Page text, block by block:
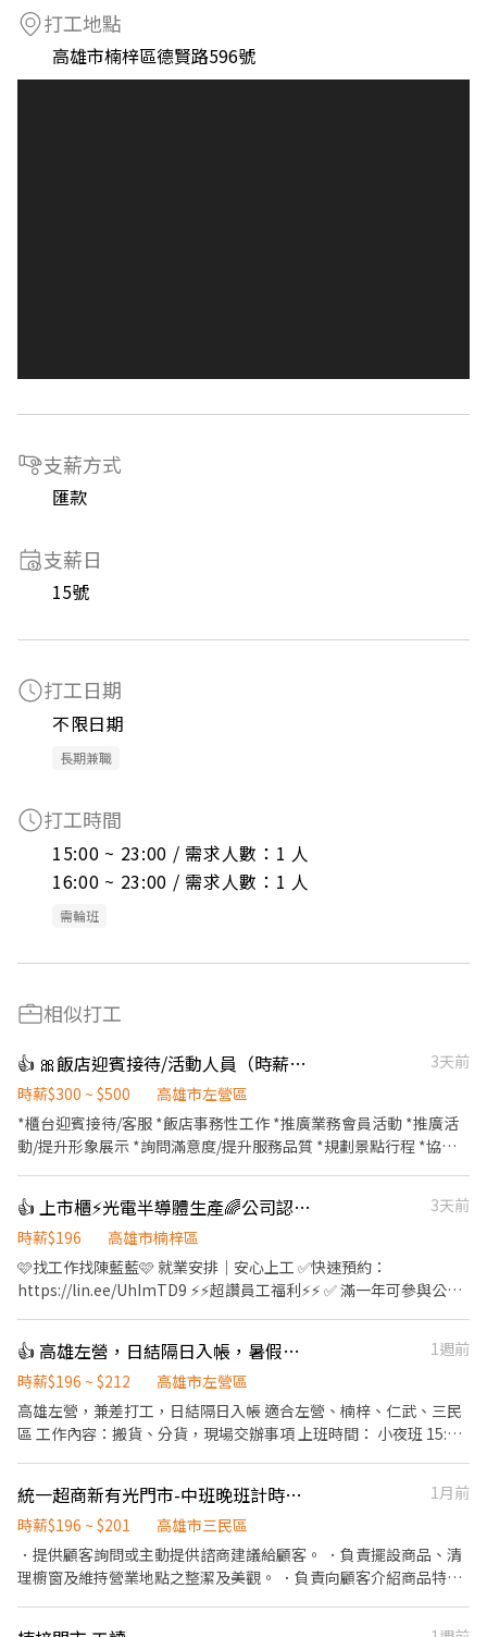
打工地點
高雄市楠梓區德賢路596號
支薪方式
匯款
支薪日
15號
打工日期
不限日期
長期兼職
打工時間
15:00 ~ 23:00 / 需求人數：1 人
16:00 ~ 23:00 / 需求人數：1 人
需輪班
相似打工
👍 🎀飯店迎賓接待/活動人員（時薪300-500含獎金)另徵飯店優質清潔房務
3天前
時薪$300 ~ $500
高雄市左營區
*櫃台迎賓接待/客服 *飯店事務性工作 *推廣業務會員活動 *推廣活
動/提升形象展示 *詢問滿意度/提升服務品質 *規劃景點行程 *協助
👍 上市櫃⚡光電半導體生產🌈公司認股/三節/績效/年終獎金
3天前
時薪$196
高雄市楠梓區
🩷找工作找陳藍藍🩷 就業安排｜安心上工 ✅快速預約：
https://lin.ee/UhImTD9 ⚡⚡超讚員工福利⚡⚡ ✅ 滿一年可參與公司
金（點數） 1. 5/1勞動節 1000點 2. 生日2000點 3. 端午節2000點 4.
中秋節2000點 5. 春節開工紅包3000點 ✅ 每年額外7天帶薪假
╭───⚡工作地點⚡───╮ 高雄市楠梓區內環北路
╰─────────────╯ ⚡工作內容 產品測試、組裝、包
➋ 常夜班：20:00-05:00 薪資：$38500 配合加班約$48,000 ✅另加
績效獎金$0-$6,000 【做二休二】 ➊ 日班：08 00-20:00 薪資：
$32,000 配合加班約$43,000 ✅另加績效獎金$0-$6,000 ➋ 夜班：
20:00-08:00 薪資：$38,900 配合加班約$52,000 ✅另加績效獎金
$0-$6,000 💫💫💫員工福利💫💫💫 ✅ 休假制度：做二休二 ✅ 保險與
保障： 勞健保、勞退提撥、團體保險 ✅ 滿一年可參與公司認股 ✅
各式獎金： • 年終獎金 • 三節禮金 • 生日福利 • 生育獎勵金6萬
👍 高雄左營，日結隔日入帳，暑假可、工讀可、臨時短期可
1週前
時薪$196 ~ $212
高雄市左營區
高雄左營，兼差打工，日結隔日入帳 適合左營、楠梓、仁武、三民
區 工作內容：搬貨、分貨，現場交辦事項 上班時間： 小夜班 15:00
統一超商新有光門市-中班晚班計時人員
1月前
時薪$196 ~ $201
高雄市三民區
．提供顧客詢問或主動提供諮商建議給顧客。 ．負責擺設商品、清
理櫥窗及維持營業地點之整潔及美觀。 ．負責向顧客介紹商品特